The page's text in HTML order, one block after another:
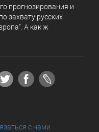
прогнозирования и
захвату русских
А как ж
с нами